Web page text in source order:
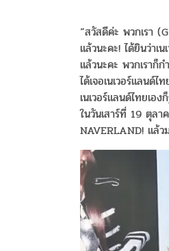
“สวัสดีค่ะ พวกเรา
แล้วนะคะ! ได้ยินว่าเ
แล้วนะคะ พวกเราก็
ได้เจอเนเวอร์แลนด์
เนเวอร์แลนด์ไทยเอ
ในวันเสาร์ที่ 19 ตุล
NAVERLAND! แล้ว